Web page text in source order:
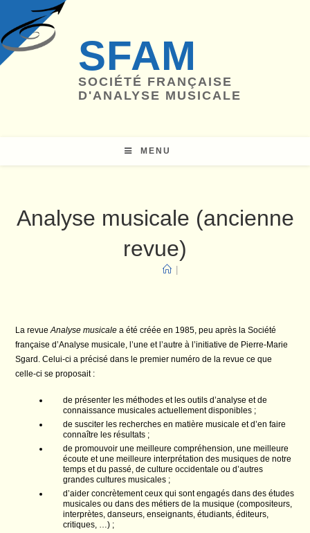
content
SFAM
SOCIÉTÉ FRANÇAISE
D'ANALYSE MUSICALE
MENU
Analyse musicale (ancienne
revue)
La revueAnalyse musicalea été créée en 1985, peu après la Société
française d’Analyse musicale, l’une et l’autre à l’initiative de Pierre-Marie
Sgard. Celui-ci a précisé dans le premier numéro de la revue ce que
celle-ci se proposait :
de présenter les méthodes et les outils d’analyse et de
connaissance musicales actuellement disponibles ;
de susciter les recherches en matière musicale et d’en faire
connaître les résultats ;
de promouvoir une meilleure compréhension, une meilleure
écoute et une meilleure interprétation des musiques de notre
temps et du passé, de culture occidentale ou d’autres
grandes cultures musicales ;
d’aider concrètement ceux qui sont engagés dans des études
musicales ou dans des métiers de la musique (compositeurs,
interprètes, danseurs, enseignants, étudiants, éditeurs,
critiques, …) ;